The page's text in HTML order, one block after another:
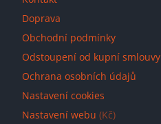
Doprava
Obchodní podmínky
Odstoupení od kupní smlouvy
Ochrana osobních údajů
Nastavení cookies
Nastavení webu (Kč)